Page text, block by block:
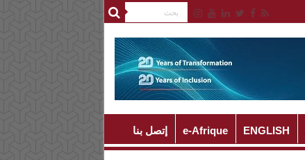
ENGLISH
e-Afrique إتصل بنا